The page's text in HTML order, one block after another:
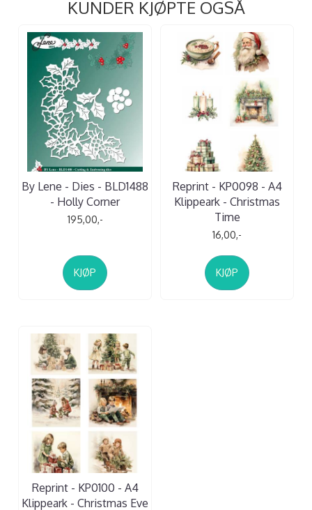
KUNDER KJØPTE OGSÅ
By Lene - Dies - BLD1488
- Holly Corner
195,00,-
KJØP
Reprint - KP0098 - A4
Klippeark - Christmas
Time
16,00,-
KJØP
Reprint - KP0100 - A4
Klippeark - Christmas Eve